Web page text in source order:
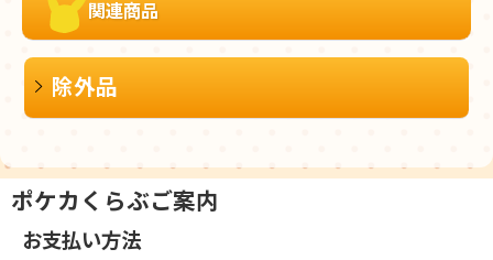
関連商品
除外品
ポケカくらぶご案内
お支払い方法